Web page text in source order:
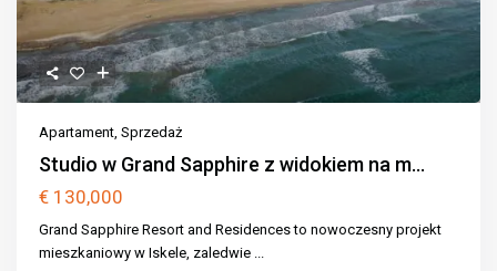
Apartament,Sprzedaż
Studio w Grand Sapphire z widokiem na m...
€ 130,000
Grand Sapphire Resort and Residences to nowoczesny projekt
mieszkaniowy w Iskele, zaledwie ...